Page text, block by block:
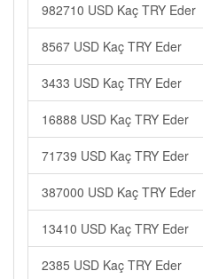
982710 USD Kaç TRY Eder
8567 USD Kaç TRY Eder
3433 USD Kaç TRY Eder
16888 USD Kaç TRY Eder
71739 USD Kaç TRY Eder
387000 USD Kaç TRY Eder
13410 USD Kaç TRY Eder
2385 USD Kaç TRY Eder